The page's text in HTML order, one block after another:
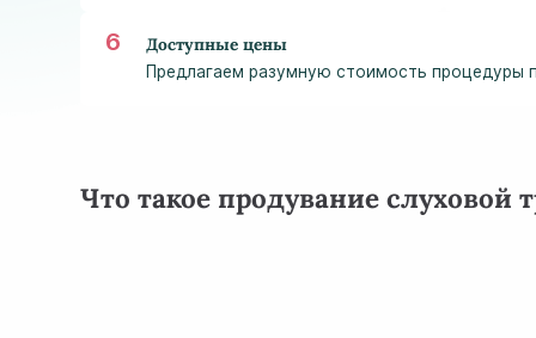
Доступные цены
Предлагаем разумную стоимость процедуры
Что такое продувание слуховой